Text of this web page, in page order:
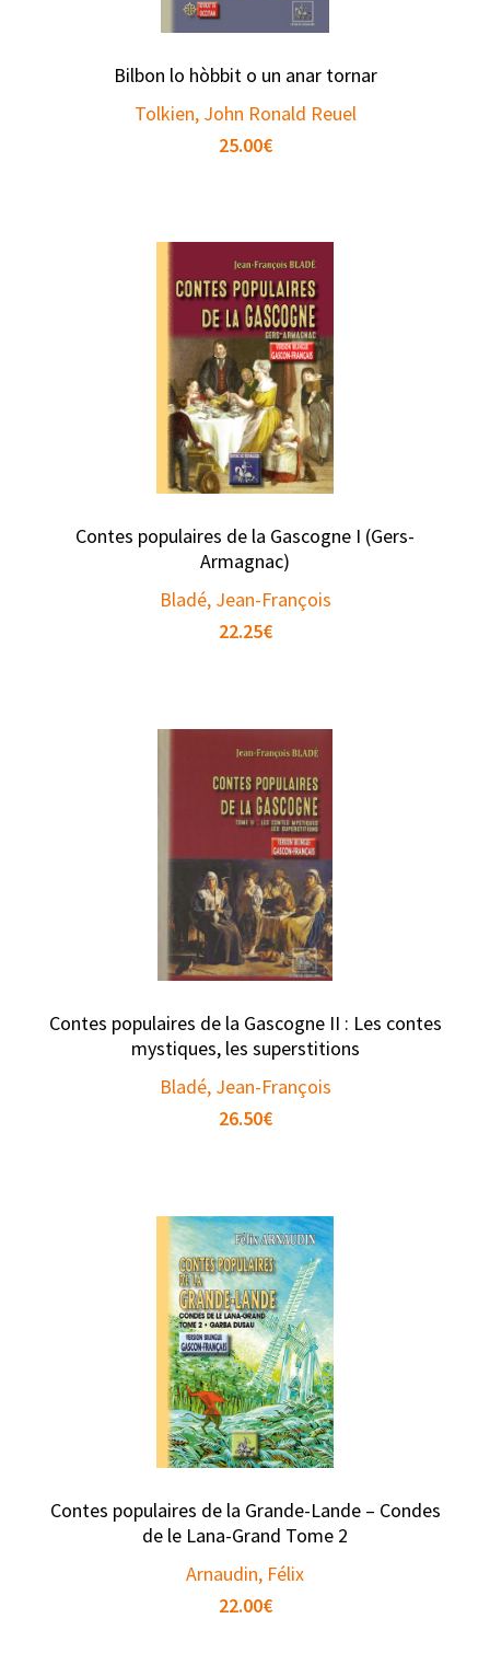
Bilbon lo hòbbit o un anar tornar
Tolkien, John Ronald Reuel
25.00€
Contes populaires de la Gascogne I (Gers-
Armagnac)
Bladé, Jean-François
22.25€
Contes populaires de la Gascogne II : Les contes
mystiques, les superstitions
Bladé, Jean-François
26.50€
Contes populaires de la Grande-Lande – Condes
de le Lana-Grand Tome 2
Arnaudin, Félix
22.00€